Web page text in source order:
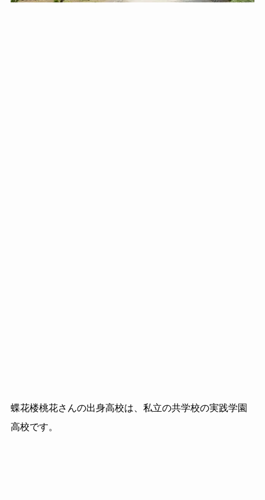
蝶花楼桃花さんの出身高校は、私立の共学校の実践学園
高校です。